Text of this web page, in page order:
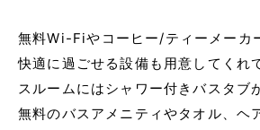
無料Wi-Fiやコーヒー/ティーメーカ
快適に過ごせる設備も用意してくれ
スルームにはシャワー付きバスタブ
無料のバスアメニティやタオル、ヘ